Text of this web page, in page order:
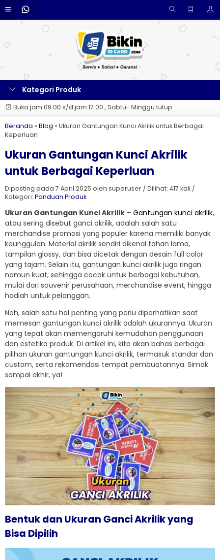
Kategori Produk
Buka jam 09.00 s/d jam 17.00 , Sabtu- Minggu tutup
Beranda » Blog » Ukuran Gantungan Kunci Akrilik untuk Berbagai
Keperluan
Ukuran Gantungan Kunci Akrilik
untuk Berbagai Keperluan
Diposting pada 7 April 2025 oleh superuser / Dilihat: 417 kali /
Kategori: Panduan Produk
Ukuran Gantungan Kunci Akrilik – Gantungan kunci akrilik,
atau sering disebut ganci akrilik, adalah salah satu
merchandise promosi yang populer karena memiliki banyak
keunggulan. Material akrilik sendiri dikenal tahan lama,
tampilan glossy, dan bisa dicetak dengan desain full color
yang tajam. Selain itu, gantungan kunci akrilik juga ringan
namun kuat, sehingga cocok untuk berbagai kebutuhan,
mulai dari souvenir perusahaan, merchandise event, hingga
hadiah untuk pelanggan.
Nah, salah satu hal penting yang perlu diperhatikan saat
memesan gantungan kunci akrilik adalah ukurannya. Ukuran
yang tepat akan memengaruhi kemudahan penggunaan
dan estetika produk. Di artikel ini, kita akan bahas berbagai
pilihan ukuran gantungan kunci akrilik, termasuk standar dan
custom, serta rekomendasi tempat pembuatannya. Simak
sampai akhir, ya!
Bentuk dan Ukuran Ganci Akrilik yang
Bisa Dipilih